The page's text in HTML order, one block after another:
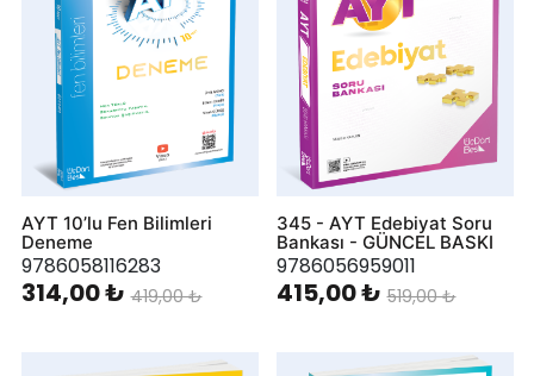
AYT 10’lu Fen Bilimleri
Deneme
9786058116283
314,00 ₺ 419,00 ₺
345 - AYT Edebiyat Soru
Bankası - GÜNCEL BASKI
9786056959011
415,00 ₺ 519,00 ₺